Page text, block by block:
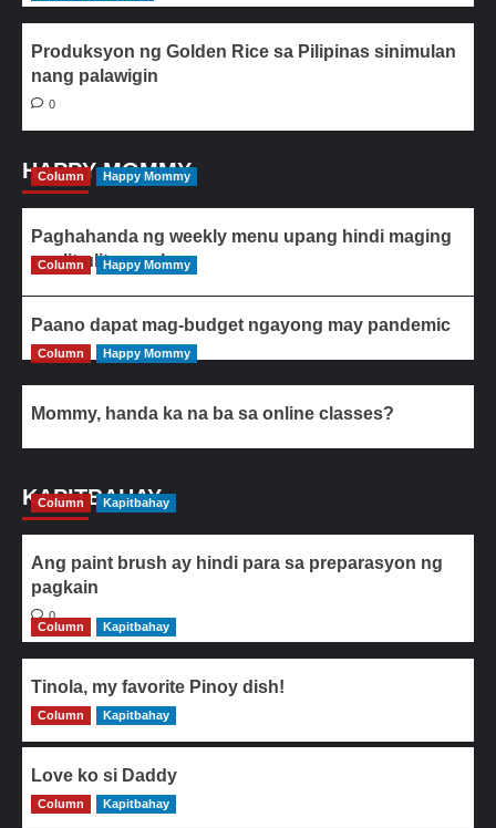
Produksyon ng Golden Rice sa Pilipinas sinimulan
nang palawigin
0
HAPPY MOMMY
Column Happy Mommy
Paghahanda ng weekly menu upang hindi maging
paulit-ulit ang ulam
Column Happy Mommy
Paano dapat mag-budget ngayong may pandemic
Column Happy Mommy
Mommy, handa ka na ba sa online classes?
KAPITBAHAY
Column Kapitbahay
Ang paint brush ay hindi para sa preparasyon ng
pagkain
0
Column
Kapitbahay
Tinola, my favorite Pinoy dish!
0
Column Kapitbahay
Love ko si Daddy
0
Column Kapitbahay